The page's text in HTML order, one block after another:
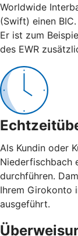
Worldwide
(Swift) einen
Er ist zum
des EWR
Als Kundin oder
Niederfischbach
durchführen.
Ihrem Girokonto
ausgeführt.